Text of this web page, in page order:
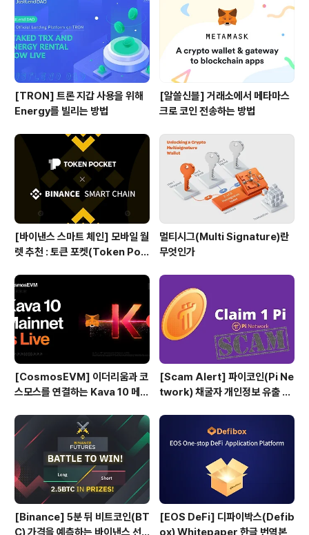
하나로 토큰 포켓(Token Pocket)을 간략히 소개드리도
록 하겠습니다. 참고로, 토큰 포켓은 바이낸스 스마트 체인
(BSC) 뿐만 아니라, ..
[TRON] 트론 지갑 사용을 위해
Energy를 빌리는 방법
[알쓸신블] 거래소에서 메타마스
크로 코인 전송하는 방법
[바이낸스 스마트 체인] 모바일 월
렛 추천 : 토큰 포켓(Token Poc
멀티시그(Multi Signature)란
무엇인가
[CosmosEVM] 이더리움과 코
스모스를 연결하는 Kava 10 메인
[Scam Alert] 파이코인(Pi Ne
twork) 채굴자 개인정보 유출 위
[Binance] 5분 뒤 비트코인(BT
[EOS DeFi] 디파이박스(Defib